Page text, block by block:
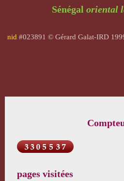
Sénégal oriental
nid #023891 © Gérard Galat-IRD
pages visitées